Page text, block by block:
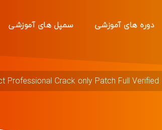
دوره های آموزشی سمپل های آموزشی
Professional Crack only Patch Full Verified